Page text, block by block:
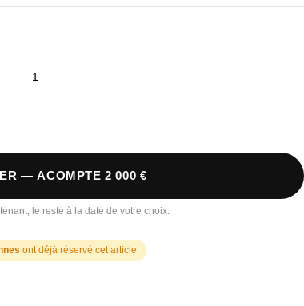
— ACOMPTE 2 000 €
le reste à la date de votre choix.
ont déjà réservé cet article